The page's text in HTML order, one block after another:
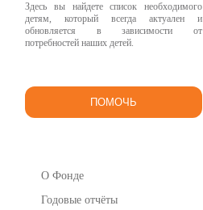
Здесь вы найдете список необходимого
детям, который всегда актуален и
обновляется в зависимости от
потребностей наших детей.
ПОМОЧЬ
О Фонде
Годовые отчёты